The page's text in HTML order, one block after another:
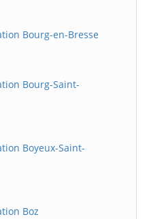
Bourg-en-Bresse
Bourg-Saint-
Boyeux-Saint-
Boz